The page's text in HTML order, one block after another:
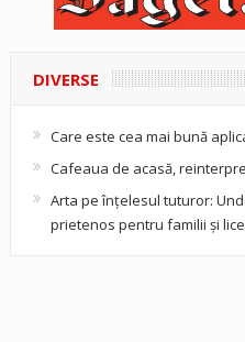
DIVERSE
Care este cea mai bună
Cafeaua de acasă,
Arta pe înțelesul tuturor:
prietenos pentru familii și